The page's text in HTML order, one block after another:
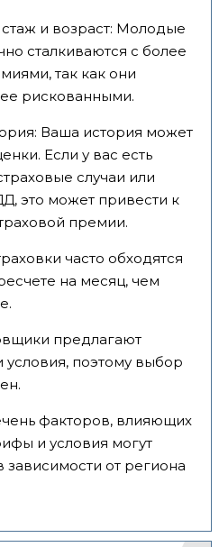
и возраст: Молодые
сталкиваются с более
так как они
рискованными.
Ваша история может
Если у вас есть
случаи или
это может привести к
премии.
часто обходятся
на месяц, чем
предлагают
поэтому выбор
факторов, влияющих
и условия могут
зависимости от региона